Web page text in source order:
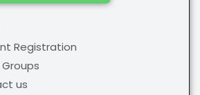
Registration
us